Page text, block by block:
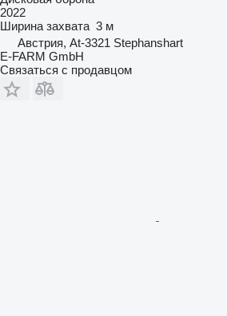
2022
Ширина захвата 3 м
Австрия, At-3321 Stephanshart
E-FARM GmbH
Связаться с продавцом